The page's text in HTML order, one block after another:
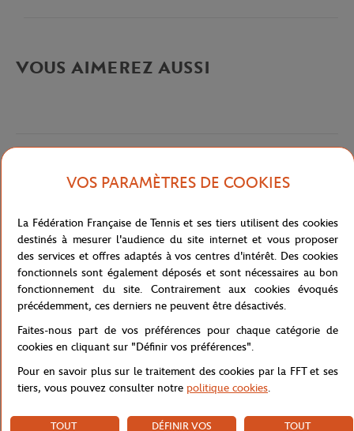
VOUS AIMEREZ AUSSI
Livraison et retours
VOS PARAMÈTRES DE COOKIES
La Fédération Française de Tennis et ses tiers utilisent des cookies
destinés à mesurer l'audience du site internet et vous proposer
des services et offres adaptés à vos centres d'intérêt. Des cookies
fonctionnels sont également déposés et sont nécessaires au bon
fonctionnement du site. Contrairement aux cookies évoqués
précédemment, ces derniers ne peuvent être désactivés.
Faites-nous part de vos préférences pour chaque catégorie de
cookies en cliquant sur "Définir vos préférences".
Pour en savoir plus sur le traitement des cookies par la FFT et ses
tiers, vous pouvez consulter notre politique cookies.
TOUT
DÉFINIR VOS
TOUT